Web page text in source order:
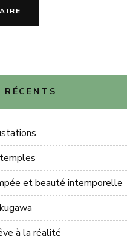
et beauté intemporelle
à la réalité